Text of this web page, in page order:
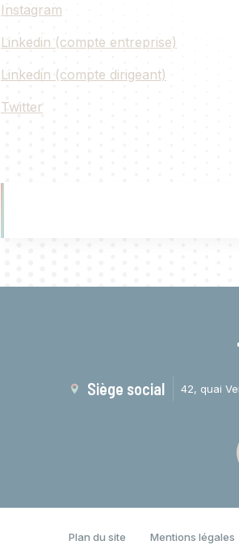
Instagram
Linkedin (compte entreprise)
Linkedin (compte dirigeant)
Twitter
Siège social 42, quai
Plan du site Mentions légales